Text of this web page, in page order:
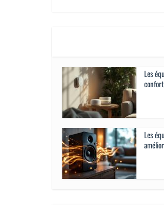
Les
Les